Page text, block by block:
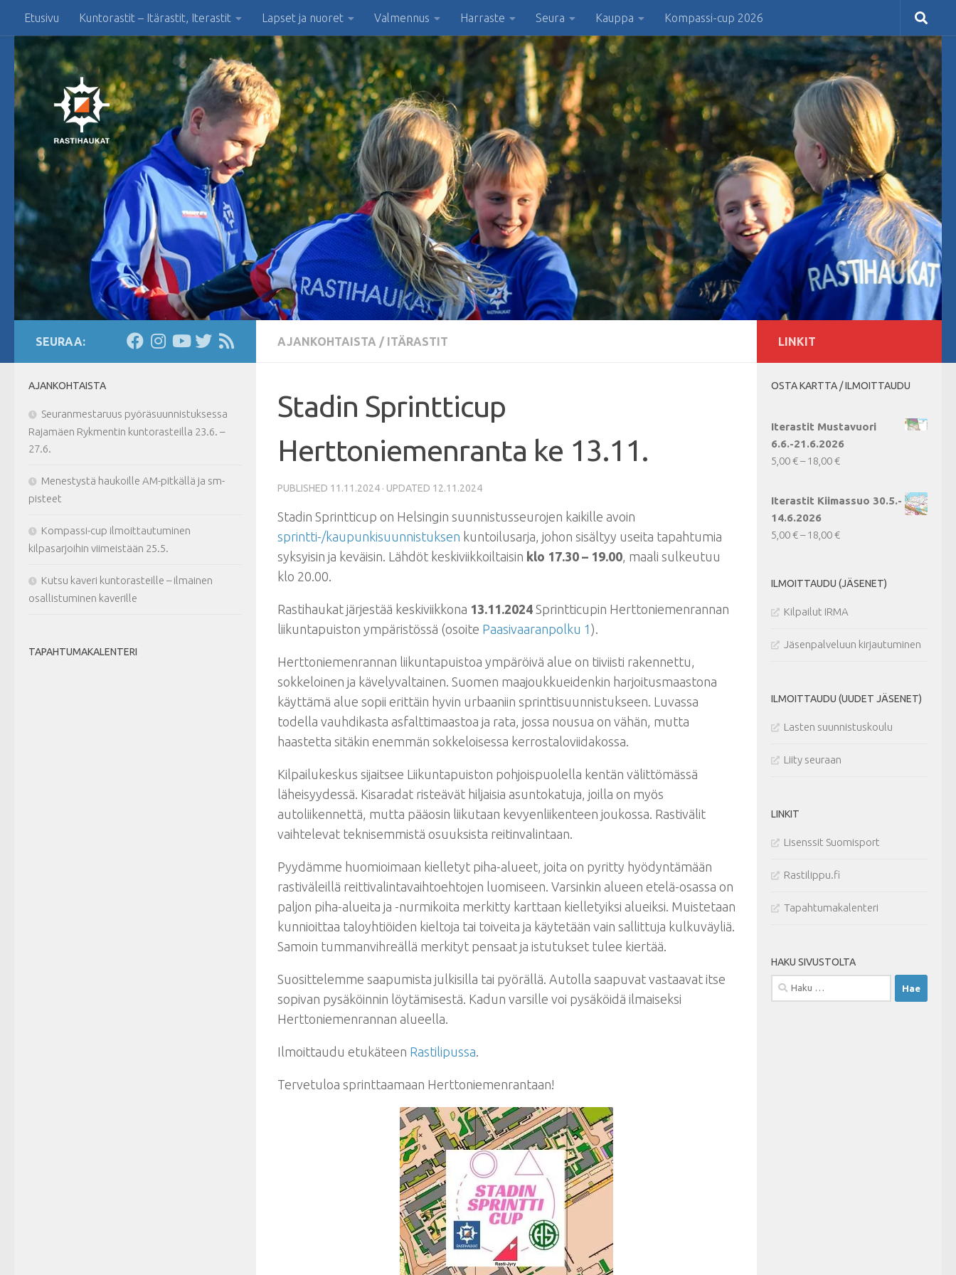
Skip to content
Etusivu Kuntorastit – Itärastit, Iterastit Lapset ja nuoret Valmennus Harraste Seura Kauppa Kompassi-cup 2026
AJANKOHTAISTA / ITÄRASTIT
Stadin Sprintticup
Herttoniemenranta ke 13.11.
PUBLISHED 11.11.2024 · UPDATED 12.11.2024
Stadin Sprintticup on Helsingin suunnistusseurojen kaikille avoin
sprintti-/kaupunkisuunnistuksen kuntoilusarja, johon sisältyy useita tapahtumia
syksyisin ja keväisin. Lähdöt keskiviikkoiltaisin klo 17.30 – 19.00, maali sulkeutuu
klo 20.00.
Rastihaukat järjestää keskiviikkona 13.11.2024 Sprintticupin Herttoniemenrannan
liikuntapuiston ympäristössä (osoite Paasivaaranpolku 1 ).
Herttoniemenrannan liikuntapuistoa ympäröivä alue on tiiviisti rakennettu,
sokkeloinen ja kävelyvaltainen. Suomen maajoukkueidenkin harjoitusmaastona
käyttämä alue sopii erittäin hyvin urbaaniin sprinttisuunnistukseen. Luvassa
todella vauhdikasta asfalttimaastoa ja rata, jossa nousua on vähän, mutta
haastetta sitäkin enemmän sokkeloisessa kerrostaloviidakossa.
Kilpailukeskus sijaitsee Liikuntapuiston pohjoispuolella kentän välittömässä
läheisyydessä. Kisaradat risteävät hiljaisia asuntokatuja, joilla on myös
autoliikennettä, mutta pääosin liikutaan kevyenliikenteen joukossa. Rastivälit
vaihtelevat teknisemmistä osuuksista reitinvalintaan.
Pyydämme huomioimaan kielletyt piha-alueet, joita on pyritty hyödyntämään
rastiväleillä reittivalintavaihtoehtojen luomiseen. Varsinkin alueen etelä-osassa on
paljon piha-alueita ja -nurmikoita merkitty karttaan kielletyiksi alueiksi. Muistetaan
kunnioittaa taloyhtiöiden kieltoja tai toiveita ja käytetään vain sallittuja kulkuväyliä.
Samoin tummanvihreällä merkityt pensaat ja istutukset tulee kiertää.
Suosittelemme saapumista julkisilla tai pyörällä. Autolla saapuvat vastaavat itse
sopivan pysäköinnin löytämisestä. Kadun varsille voi pysäköidä ilmaiseksi
Herttoniemenrannan alueella.
Ilmoittaudu etukäteen Rastilipussa.
Tervetuloa sprinttaamaan Herttoniemenrantaan!
SEURAA:
AJANKOHTAISTA
Seuranmestaruus pyöräsuunnistuksessa
Rajamäen Rykmentin kuntorasteilla 23.6. –
27.6.
Menestystä haukoille AM-pitkällä ja sm-
pisteet
Kompassi-cup ilmoittautuminen
kilpasarjoihin viimeistään 25.5.
Kutsu kaveri kuntorasteille – ilmainen
osallistuminen kaverille
TAPAHTUMAKALENTERI
LINKIT
OSTA KARTTA / ILMOITTAUDU
Iterastit Mustavuori
6.6.-21.6.2026
5,00€– 18,00€Hintaluokka:
Iterastit Kiimassuo 30.5.-
14.6.2026
5,00€– 18,00€Hintaluokka:
18,00 €
ILMOITTAUDU (JÄSENET)
Kilpailut IRMA
Jäsenpalveluun kirjautuminen
ILMOITTAUDU (UUDET JÄSENET)
Lasten suunnistuskoulu
Liity seuraan
LINKIT
Lisenssit Suomisport
Rastilippu.fi
Tapahtumakalenteri
HAKU SIVUSTOLTA
Haku: